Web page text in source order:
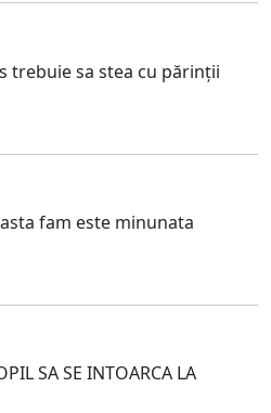
trebuie sa stea cu părinții
fam este minunata
SA SE INTOARCA LA